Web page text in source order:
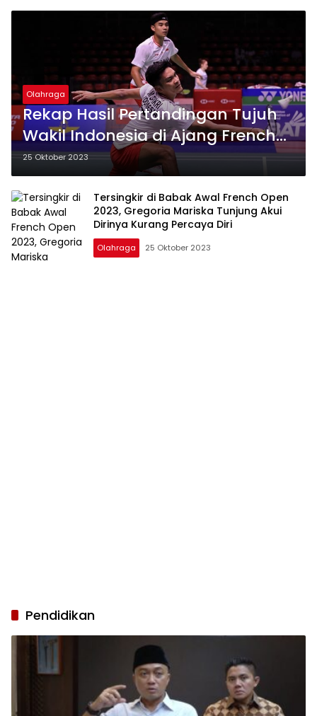
Olahraga
Rekap Hasil Pertandingan Tujuh
Wakil Indonesia di Ajang French
Open 2023, Dua Atlet Angkat
Koper
25 Oktober 2023
Tersingkir di Babak Awal French Open
2023, Gregoria Mariska Tunjung Akui
Dirinya Kurang Percaya Diri
Olahraga 25 Oktober 2023
Pendidikan